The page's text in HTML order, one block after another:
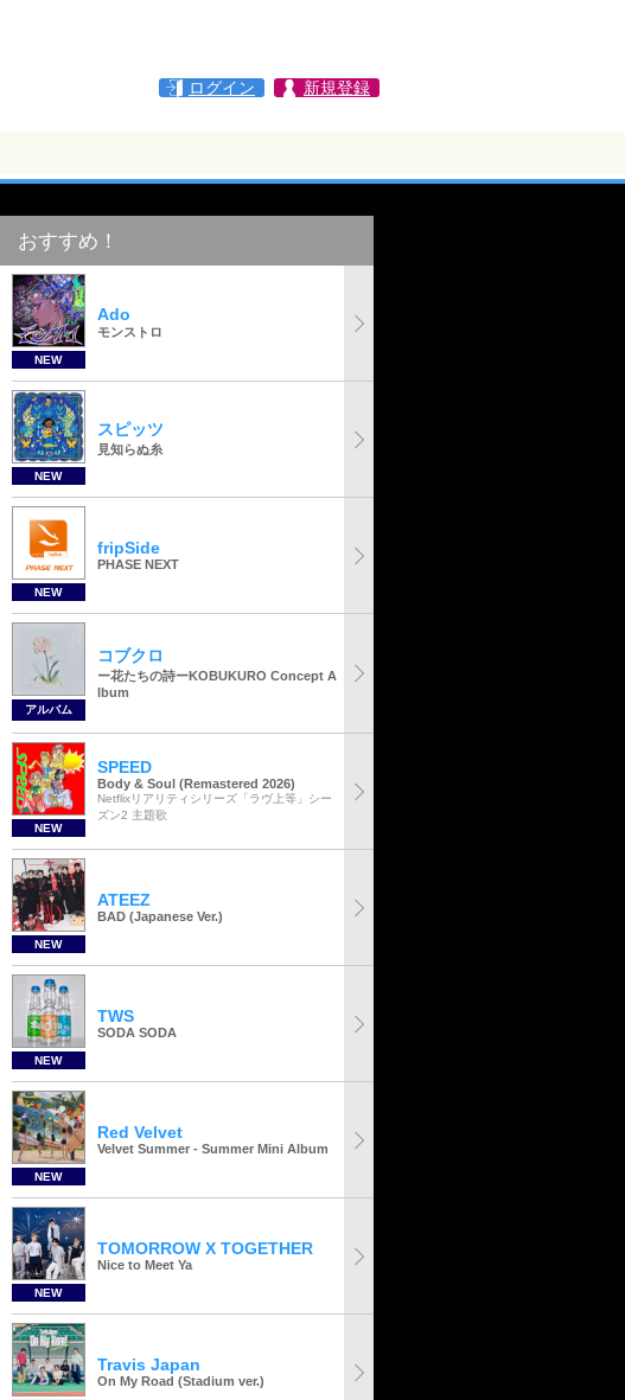
ログイン 新規登録
おすすめ！
NEW
Ado
モンストロ
NEW
スピッツ
見知らぬ糸
NEW
fripSide
PHASE NEXT
アルバム
コブクロ
ー花たちの詩ーKOBUKURO Concept A
lbum
NEW
SPEED
Body & Soul (Remastered 2026)
Netflixリアリティシリーズ「ラヴ上等」シー
ズン2 主題歌
NEW
ATEEZ
BAD (Japanese Ver.)
NEW
TWS
SODA SODA
NEW
Red Velvet
Velvet Summer - Summer Mini Album
NEW
TOMORROW X TOGETHER
Nice to Meet Ya
Travis Japan
On My Road (Stadium ver.)